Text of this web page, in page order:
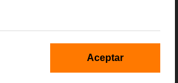
Aceptar